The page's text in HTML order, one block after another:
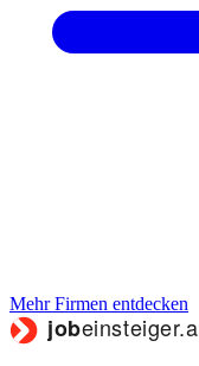
Mehr Firmen entdecken